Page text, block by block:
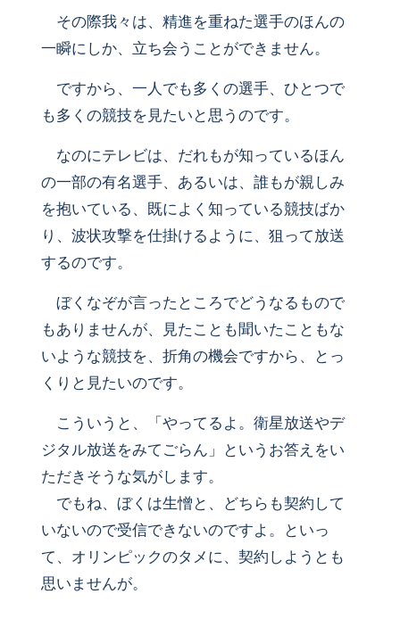
その際我々は、精進を重ねた選手のほんの
一瞬にしか、立ち会うことができません。
ですから、一人でも多くの選手、ひとつで
も多くの競技を見たいと思うのです。
なのにテレビは、だれもが知っているほん
の一部の有名選手、あるいは、誰もが親しみ
を抱いている、既によく知っている競技ばか
り、波状攻撃を仕掛けるように、狙って放送
するのです。
ぼくなぞが言ったところでどうなるもので
もありませんが、見たことも聞いたこともな
いような競技を、折角の機会ですから、とっ
くりと見たいのです。
こういうと、「やってるよ。衛星放送やデ
ジタル放送をみてごらん」というお答えをい
ただきそうな気がします。
でもね、ぼくは生憎と、どちらも契約して
いないので受信できないのですよ。といっ
て、オリンピックのタメに、契約しようとも
思いませんが。